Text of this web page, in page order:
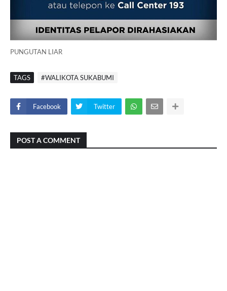
PUNGUTAN LIAR
TAGS #WALIKOTA SUKABUMI
Facebook Twitter
POST A COMMENT